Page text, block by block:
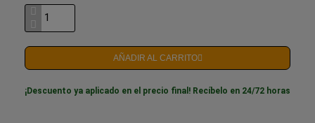
AÑADIR AL CARRITO
¡Descuento ya aplicado en el precio final! Recíbelo en 24/72 horas